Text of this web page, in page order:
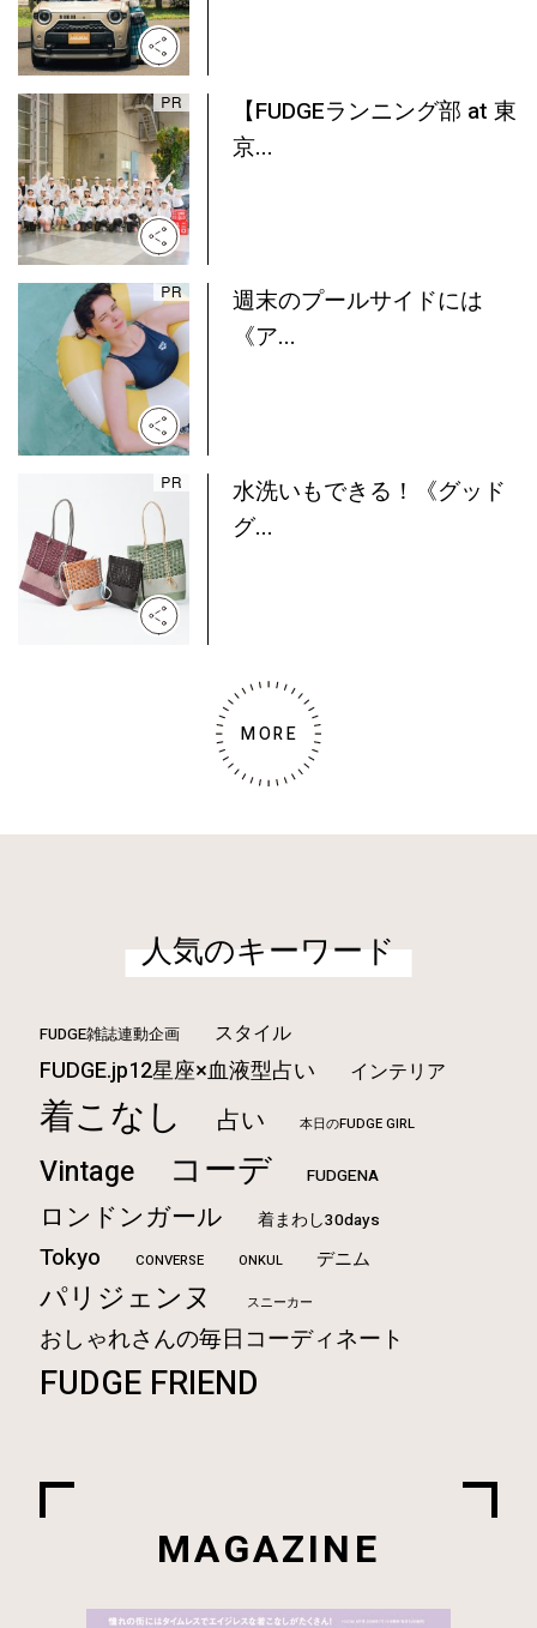
【FUDGEランニング部 at 東
京...
週末のプールサイドには
《ア...
水洗いもできる！《グッド
グ...
MORE
人気のキーワード
FUDGE雑誌連動企画 スタイル
FUDGE.jp12星座×血液型占い インテリア
着こなし 占い 本日のFUDGE GIRL
Vintage コーデ FUDGENA
ロンドンガール 着まわし30days
Tokyo CONVERSE ONKUL デニム
パリジェンヌ スニーカー
おしゃれさんの毎日コーディネート
FUDGE FRIEND
MAGAZINE